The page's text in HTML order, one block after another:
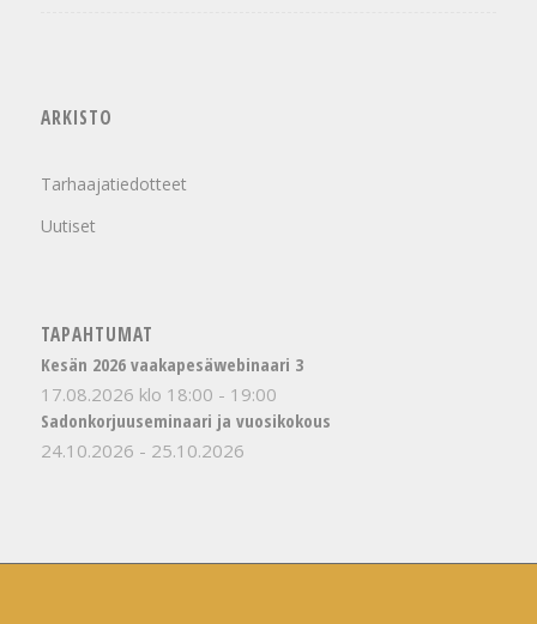
ARKISTO
Tarhaajatiedotteet
Uutiset
TAPAHTUMAT
Kesän 2026 vaakapesäwebinaari 3
17.08.2026 klo 18:00 - 19:00
Sadonkorjuuseminaari ja vuosikokous
24.10.2026 - 25.10.2026